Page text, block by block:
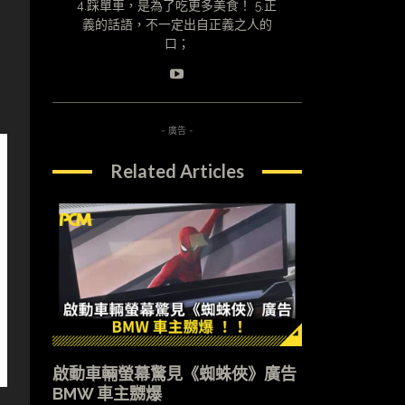
4.踩單車，是為了吃更多美食！ 5.正
義的話語，不一定出自正義之人的
口；
- 廣告 -
Related Articles
啟動車輛螢幕驚見《蜘蛛俠》廣告
BMW 車主嬲爆